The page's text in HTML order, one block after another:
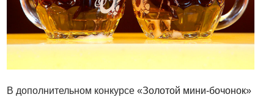
В дополнительном конкурсе«Золотой мини-бочонок»